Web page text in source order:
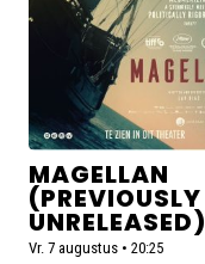
MAGELLAN
(PREVIOUSLY
UNRELEASED)
Vr. 7 augustus • 20:25